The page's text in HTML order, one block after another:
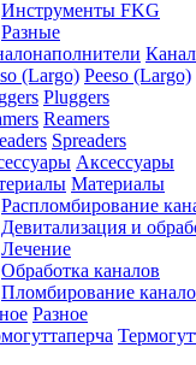
Инструменты FKG
Разные
Peeso (Largo)
Pluggers
Reamers
Spreaders
Аксессуары
Материалы
Распломбирование
Девитализация и
Лечение
Обработка каналов
Пломбирование
Разное